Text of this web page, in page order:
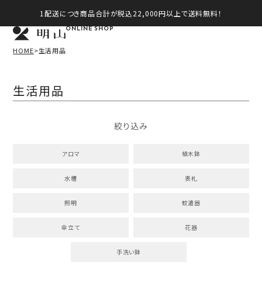
1配送につき商品合計が税込22,000円以上で送料無料！
ONLINE SHOP
HOME 生活用品
生活用品
絞り込み
アロマ 植木鉢
水槽 表札
照明 蚊遣器
傘立て 花器
手洗い鉢